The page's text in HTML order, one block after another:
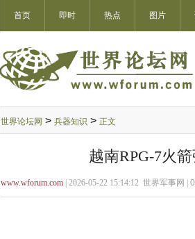
首页 即时 热点 图片
世界论坛网 > 兵器知识 > 正文
越南RPG-7火
www.wforum.com | 2026-05-22 15:14:12 世界军事网 | 0